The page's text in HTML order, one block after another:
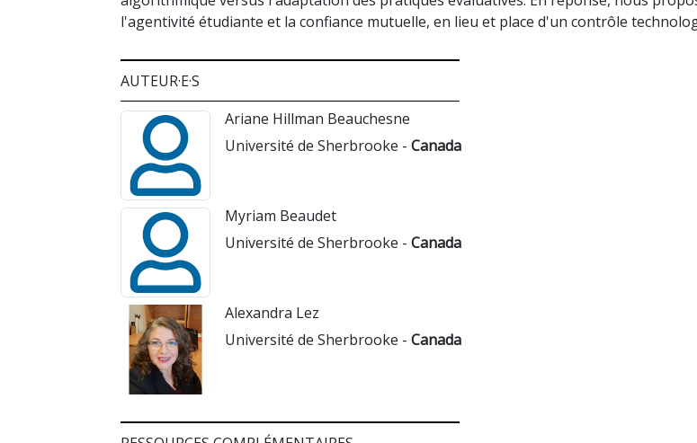
l'agentivité étudiante et la confiance mutuelle, en lieu et place d'un contrôle
AUTEUR·E·S
Ariane Hillman Beauchesne
Université de Sherbrooke - Canada
Myriam Beaudet
Université de Sherbrooke - Canada
Alexandra Lez
Université de Sherbrooke - Canada